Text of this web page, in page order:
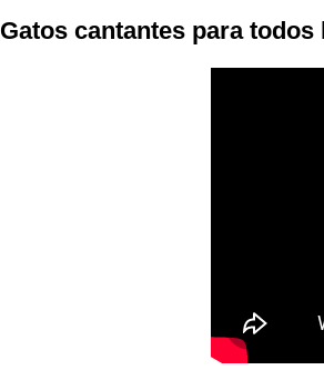
Gatos cantantes para